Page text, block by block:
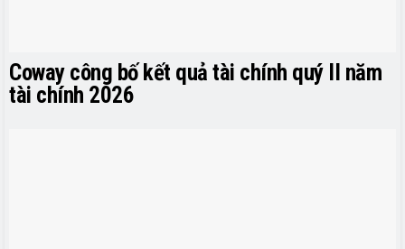
Coway công bố kết quả tài chính quý II năm
tài chính 2026